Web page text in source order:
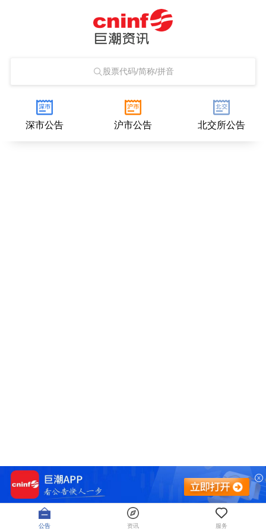
股票代码/简称/拼音
深市公告 沪市公告 北交所公告
公告 资讯 服务